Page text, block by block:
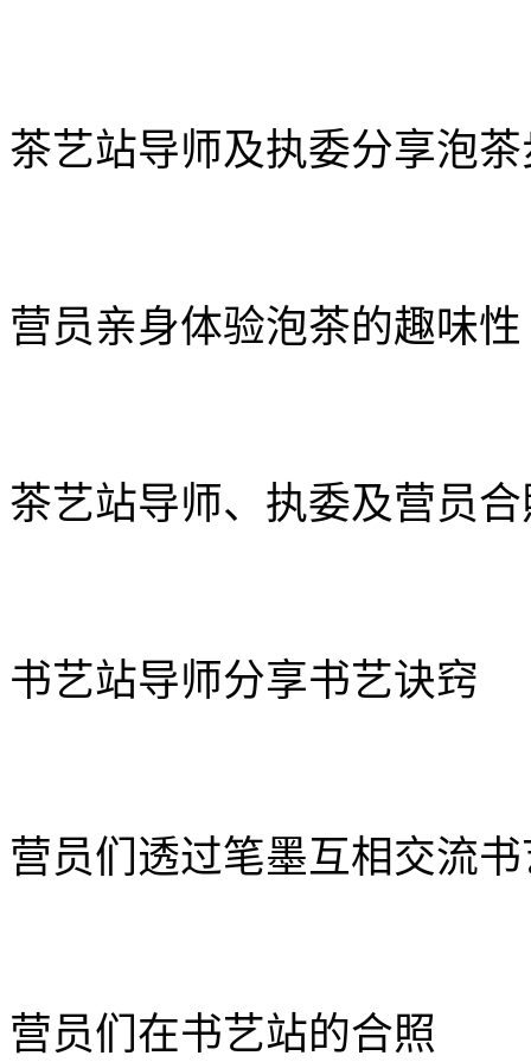
茶艺站导师及执委分享泡茶
营员亲身体验泡茶的趣味性
茶艺站导师、执委及营员合
书艺站导师分享书艺诀窍
营员们透过笔墨互相交流
营员们在书艺站的合照